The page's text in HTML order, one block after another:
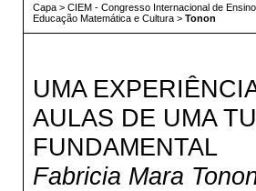
Capa> CIEM - Congresso Internacional de
Educação Matemática e Cultura> Tonon
UMA
AULAS DE UMA
FUNDAMENTAL
Fabricia Mara